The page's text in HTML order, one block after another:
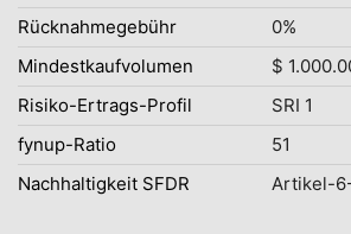
Rücknahmegebühr
0%
Mindestkaufvolumen
$
Risiko-Ertrags-Profil
SRI 1
fynup-Ratio
51
Nachhaltigkeit SFDR
Artikel-